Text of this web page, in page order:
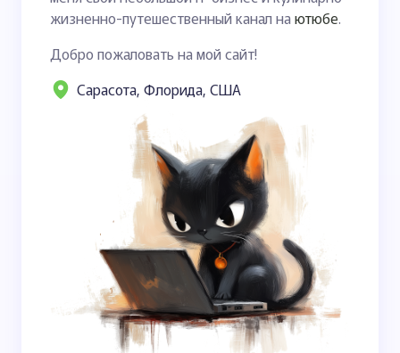
жизненно-путешественный канал на ютюбе.
Добро пожаловать на мой сайт!
Сарасота, Флорида, США